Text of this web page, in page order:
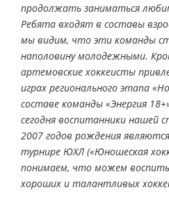
продолжать заниматься
Ребята входят в составы
мы видим, что эти команды
наполовину молодежными.
артемовские хоккеисты
играх регионального этапа
составе команды «Энергия
сегодня воспитанники нашей
2007 годов рождения
турнире ЮХЛ («Юношеская
понимаем, что можем
хороших и талантливых